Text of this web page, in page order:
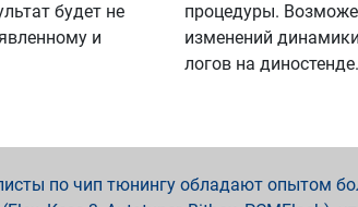
будет не
и
процедуры.
изменений
логов на диностенде.
по чип тюнингу обладают опытом